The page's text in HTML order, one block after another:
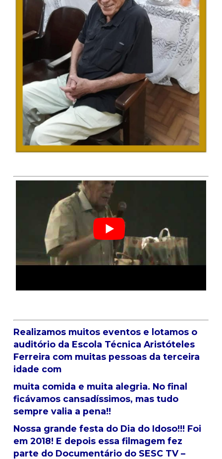
Realizamos muitos eventos e lotamos o
auditório da Escola Técnica Aristóteles
Ferreira com muitas pessoas da terceira
idade com
muita comida e muita alegria. No final
ficávamos cansadíssimos, mas tudo
sempre valia a pena!!
Nossa grande festa do Dia do Idoso!!! Foi
em 2018! E depois essa filmagem fez
parte do Documentário do SESC TV –